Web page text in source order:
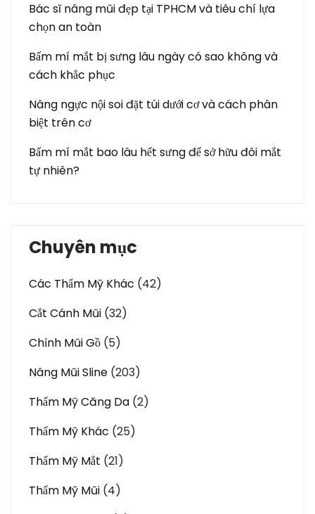
Bác sĩ nâng mũi đẹp tại TPHCM và tiêu chí lựa
chọn an toàn
Bấm mí mắt bị sưng lâu ngày có sao không và
cách khắc phục
Nâng ngực nội soi đặt túi dưới cơ và cách phân
biệt trên cơ
Bấm mí mắt bao lâu hết sưng để sở hữu đôi mắt
tự nhiên?
Chuyên mục
Các Thẩm Mỹ Khác (42)
Cắt Cánh Mũi (32)
Chỉnh Mũi Gồ (5)
Nâng Mũi Sline (203)
Thẩm Mỹ Căng Da (2)
Thẩm Mỹ Khác (25)
Thẩm Mỹ Mắt (21)
Thẩm Mỹ Mũi (4)